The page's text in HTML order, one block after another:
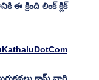
క్రింది లింక్ క్లిక్